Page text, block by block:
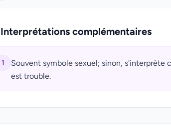
Interprétations complémentaires
1
Souvent symbole sexuel; sinon, s'interprète
est trouble.